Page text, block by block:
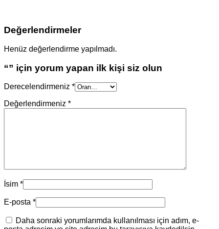
Değerlendirmeler
Henüz değerlendirme yapılmadı.
“” için yorum yapan ilk kişi siz olun
Derecelendirmeniz *
Değerlendirmeniz *
İsim *
E-posta *
Daha sonraki yorumlarımda kullanılması için adım, e-